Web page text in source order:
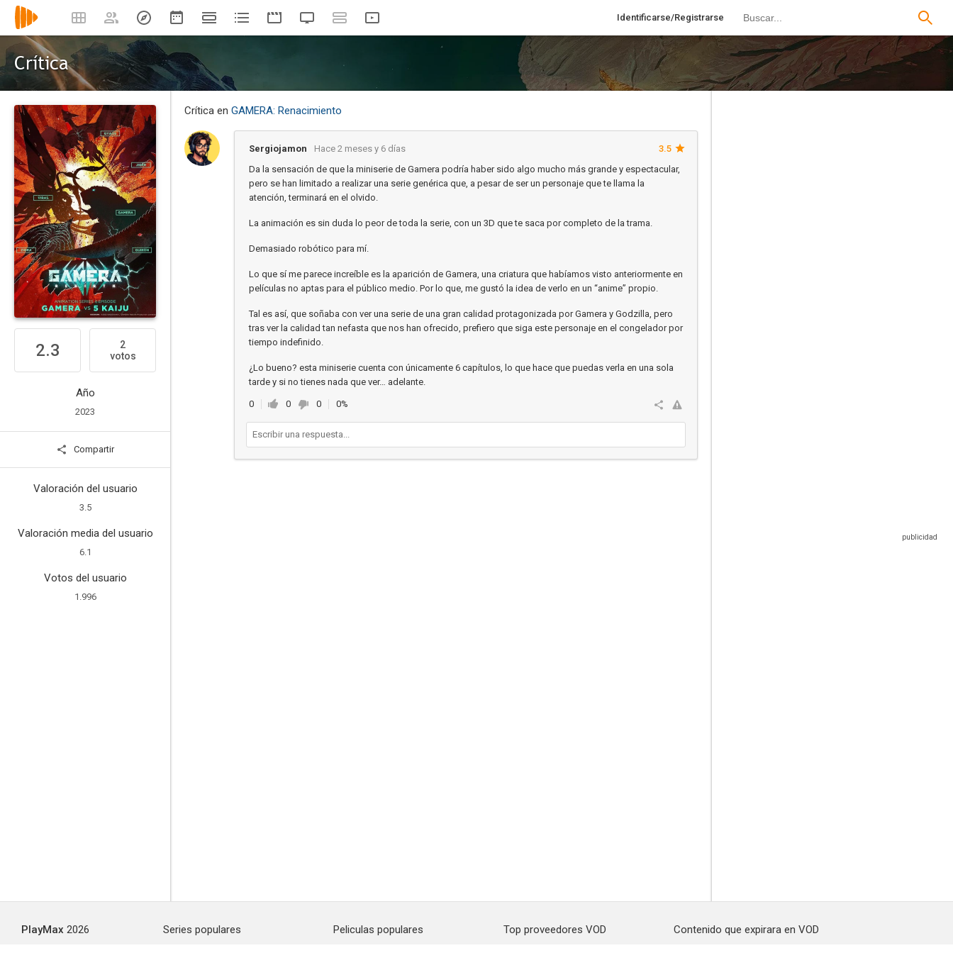
Identificarse/Registrarse
Crítica
2.3
2
votos
Año
2023
Compartir
Valoración del usuario
3.5
Valoración media del usuario
6.1
Votos del usuario
1.996
Crítica en GAMERA: Renacimiento
Sergiojamon Hace 2 meses y 6 días
3.5
Da la sensación de que la miniserie de Gamera podría haber sido algo mucho más grande y espectacular,
pero se han limitado a realizar una serie genérica que, a pesar de ser un personaje que te llama la
atención, terminará en el olvido.
La animación es sin duda lo peor de toda la serie, con un 3D que te saca por completo de la trama.
Demasiado robótico para mí.
Lo que sí me parece increíble es la aparición de Gamera, una criatura que habíamos visto anteriormente en
películas no aptas para el público medio. Por lo que, me gustó la idea de verlo en un “anime” propio.
Tal es así, que soñaba con ver una serie de una gran calidad protagonizada por Gamera y Godzilla, pero
tras ver la calidad tan nefasta que nos han ofrecido, prefiero que siga este personaje en el congelador por
tiempo indefinido.
¿Lo bueno? esta miniserie cuenta con únicamente 6 capítulos, lo que hace que puedas verla en una sola
tarde y si no tienes nada que ver… adelante.
0 0 0 0%
PlayMax 2026
Series populares
Peliculas populares
Top proveedores VOD
Contenido que expirara en VOD